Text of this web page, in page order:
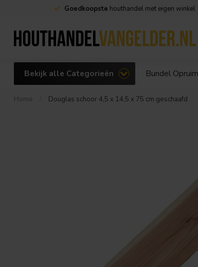
Goedkoopste houthandel met eigen winkel
Bekijk alle Categorieën Bundel
Home Douglas schoor 4,5 x 14,5 x 75 cm geschaafd